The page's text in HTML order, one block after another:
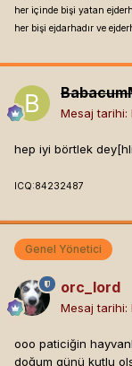
her içinde bişi yatan
her bişi ejdarhadır ve
Mesaj tarihi:
hep iyi börtlek
ICQ:84232487
Genel Yönetici
orc_lord
Mesaj tarihi:
ooo paticiğin
doğum günü kutlu